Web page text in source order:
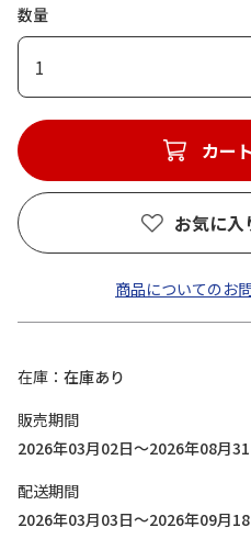
数量
1
カー
お気に入
商品についてのお
在庫
在庫あり
販売期間
2026年03月02日～2026年08月
配送期間
2026年03月03日～2026年09月